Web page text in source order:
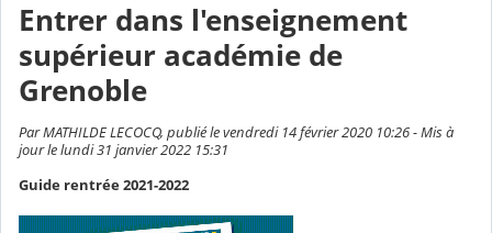
Entrer dans l'enseignement
supérieur académie de
Grenoble
Par MATHILDE LECOCQ, publié le vendredi 14 février 2020 10:26 - Mis à
jour le lundi 31 janvier 2022 15:31
Guide rentrée 2021-2022